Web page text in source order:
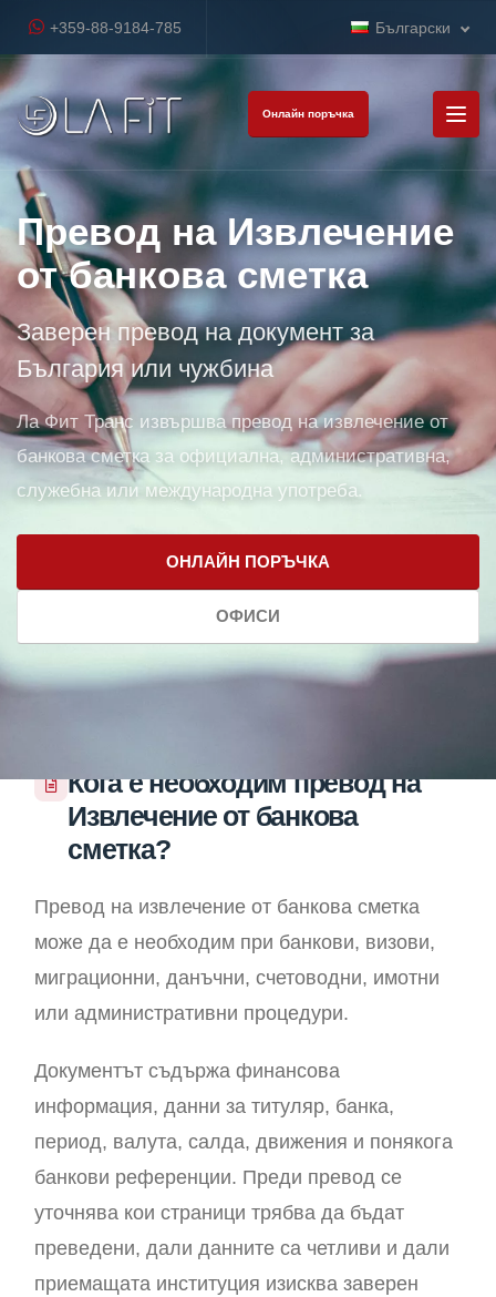
+359-88-9184-785 Български
Онлайн поръчка
Превод на Извлечение
от банкова сметка
Заверен превод на документ за
България или чужбина
Ла Фит Транс извършва превод на извлечение от
банкова сметка за официална, административна,
служебна или международна употреба.
ОНЛАЙН ПОРЪЧКА
ОФИСИ
Кога е необходим превод на
Извлечение от банкова
сметка?
Превод на извлечение от банкова сметка
може да е необходим при банкови, визови,
миграционни, данъчни, счетоводни, имотни
или административни процедури.
Документът съдържа финансова
информация, данни за титуляр, банка,
период, валута, салда, движения и понякога
банкови референции. Преди превод се
уточнява кои страници трябва да бъдат
преведени, дали данните са четливи и дали
приемащата институция изисква заверен